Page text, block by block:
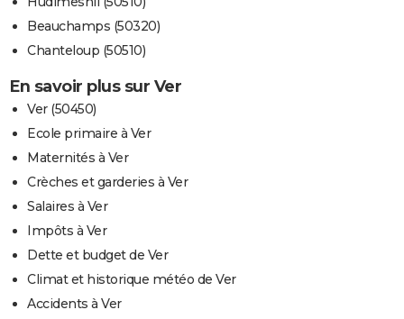
Beauchamps (50320)
Chanteloup (50510)
En savoir plus sur Ver
Ver (50450)
Ecole primaire à Ver
Maternités à Ver
Crèches et garderies à Ver
Salaires à Ver
Impôts à Ver
Dette et budget de Ver
Climat et historique météo de Ver
Accidents à Ver